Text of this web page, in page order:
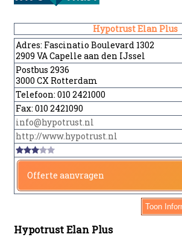
Hypotrust Elan Plus
Adres: Fascinatio Boulevard 1302
2909 VA Capelle aan den IJssel
Postbus 2936
3000 CX Rotterdam
Telefoon: 010 2421000
Fax: 010 2421090
info@hypotrust.nl
http://www.hypotrust.nl
Offerte aanvragen
Toon
Hypotrust Elan Plus